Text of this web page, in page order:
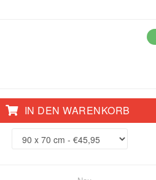
IN DEN WARENKORB